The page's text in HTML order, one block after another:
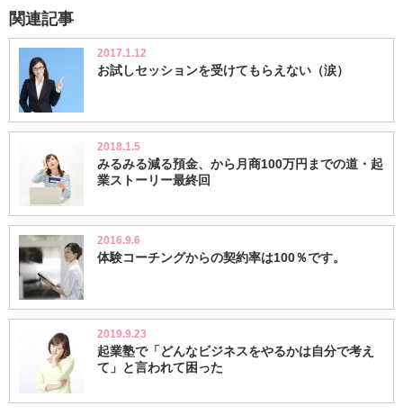
関連記事
2017.1.12
お試しセッションを受けてもらえない（涙）
2018.1.5
みるみる減る預金、から月商100万円までの道・起
業ストーリー最終回
2016.9.6
体験コーチングからの契約率は100％です。
2019.9.23
起業塾で「どんなビジネスをやるかは自分で考え
て」と言われて困った